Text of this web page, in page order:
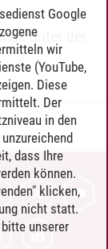
unter der
Google
wir
(YouTube,
Diese
Der
in den
dass Ihre
können.
klicken,
nicht statt.
unserer